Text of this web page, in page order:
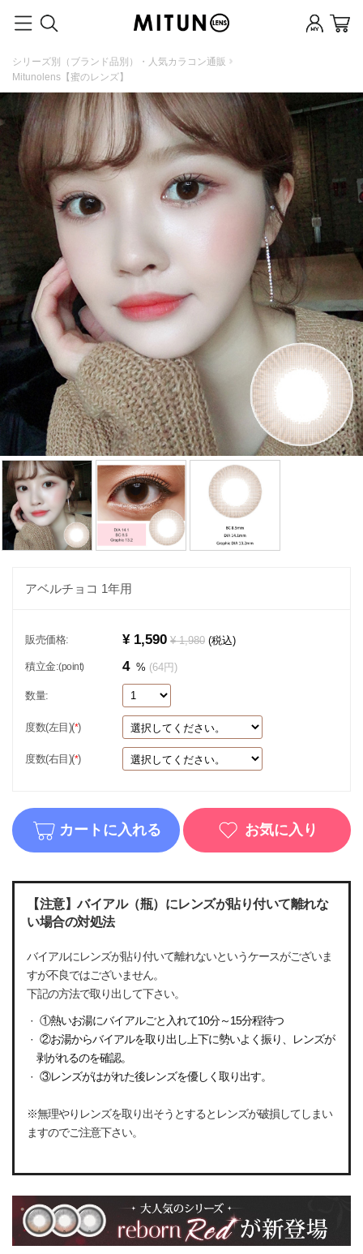
シリーズ別（ブランド品別）・人気カラコン通販
Mitunolens【蜜のレンズ】
アベルチョコ 1年用
販売価格: ¥ 1,590 ¥ 1,980 (税込)
積立金:(point) 4% (64円)
数量:
度数(左目)(*)
度数(右目)(*)
カートに入れる お気に入り
【注意】バイアル（瓶）にレンズが貼り付いて離れな
い場合の対処法
バイアルにレンズが貼り付いて離れないというケースがございま
すが不良ではございません。
下記の方法で取り出して下さい。
①熱いお湯にバイアルごと入れて10分～15分程待つ
②お湯からバイアルを取り出し上下に勢いよく振り、レンズが
剥がれるのを確認。
③レンズがはがれた後レンズを優しく取り出す。
※無理やりレンズを取り出そうとするとレンズが破損してしまい
ますのでご注意下さい。